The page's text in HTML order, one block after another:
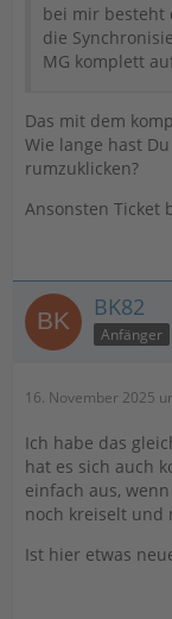
bei mir besteht
die
MG komplett
Das mit dem
Wie lange hast
rumzuklicken?
Ansonsten Ticket
BK82
Anfänger
16. November 2025
Ich habe das
hat es sich auch
einfach aus,
noch kreiselt und
Ist hier etwas